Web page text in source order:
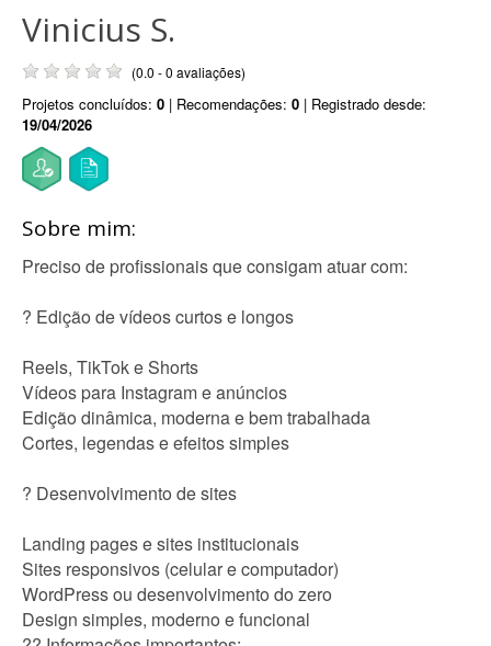
Vinicius S.
(0.0 - 0 avaliações)
Projetos concluídos: 0 | Recomendações: 0 | Registrado desde:
19/04/2026
Sobre mim:
Preciso de profissionais que consigam atuar com:
? Edição de vídeos curtos e longos
Reels, TikTok e Shorts
Vídeos para Instagram e anúncios
Edição dinâmica, moderna e bem trabalhada
Cortes, legendas e efeitos simples
? Desenvolvimento de sites
Landing pages e sites institucionais
Sites responsivos (celular e computador)
WordPress ou desenvolvimento do zero
Design simples, moderno e funcional